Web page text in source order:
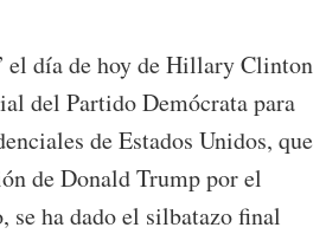
el día de hoy de Hillary Clinton
del Partido Demócrata para
de Estados Unidos, que
de Donald Trump por el
se ha dado el silbatazo final